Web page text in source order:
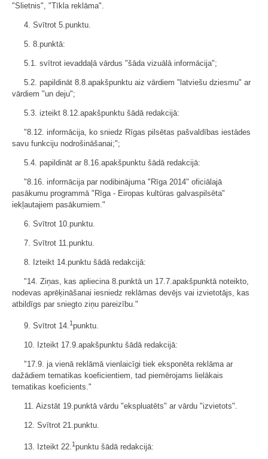
"Slietnis", "Tīkla reklāma".
4. Svītrot 5.punktu.
5. 8.punktā:
5.1. svītrot ievaddaļā vārdus "šāda vizuālā informācija";
5.2. papildināt 8.8.apakšpunktu aiz vārdiem "latviešu dziesmu" ar
vārdiem "un deju";
5.3. izteikt 8.12.apakšpunktu šādā redakcijā:
"8.12. informācija, ko sniedz Rīgas pilsētas pašvaldības iestādes
savu funkciju nodrošināšanai;";
5.4. papildināt ar 8.16.apakšpunktu šādā redakcijā:
"8.16. informācija par nodibinājuma "Rīga 2014" oficiālajā
pasākumu programmā "Rīga - Eiropas kultūras galvaspilsēta"
iekļautajiem pasākumiem."
6. Svītrot 10.punktu.
7. Svītrot 11.punktu.
8. Izteikt 14.punktu šādā redakcijā:
"14. Ziņas, kas apliecina 8.punktā un 17.7.apakšpunktā noteikto,
nodevas aprēķināšanai iesniedz reklāmas devējs vai izvietotājs, kas
atbildīgs par sniegto ziņu pareizību."
9. Svītrot 14. 1punktu.
10. Izteikt 17.9.apakšpunktu šādā redakcijā:
"17.9. ja vienā reklāmā vienlaicīgi tiek eksponēta reklāma ar
dažādiem tematikas koeficientiem, tad piemērojams lielākais
tematikas koeficients."
11. Aizstāt 19.punktā vārdu "ekspluatēts" ar vārdu "izvietots".
12. Svītrot 21.punktu.
13. Izteikt 22.1punktu šādā redakcijā: